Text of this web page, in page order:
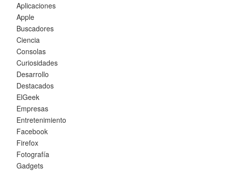
Aplicaciones
Apple
Buscadores
Ciencia
Consolas
Curiosidades
Desarrollo
Destacados
ElGeek
Empresas
Entretenimiento
Facebook
Firefox
Fotografía
Gadgets